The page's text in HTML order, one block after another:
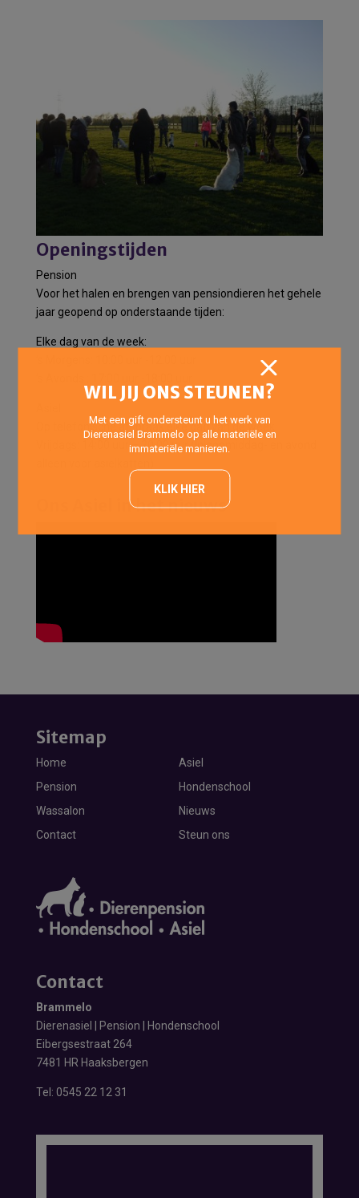
Openingstijden
Pension
Voor het halen en brengen van pensiondieren het gehele
jaar geopend op onderstaande tijden:
Elke dag van de week:
Op telefonische afspraak elke dag van de week.
Vrijdags: 14:00 uur – 20:00 uur (Inloopmiddag- en avond
Ons Asiel in het nieuws
WIL JIJ ONS STEUNEN?
Met een gift ondersteunt u het werk van
Dierenasiel Brammelo op alle materiële en
immateriële manieren.
KLIK HIER
Sitemap
Home
Asiel
Pension
Hondenschool
Wassalon
Nieuws
Contact
Steun ons
Contact
Brammelo
Dierenasiel | Pension | Hondenschool
Eibergsestraat 264
7481 HR Haaksbergen
Tel: 0545 22 12 31